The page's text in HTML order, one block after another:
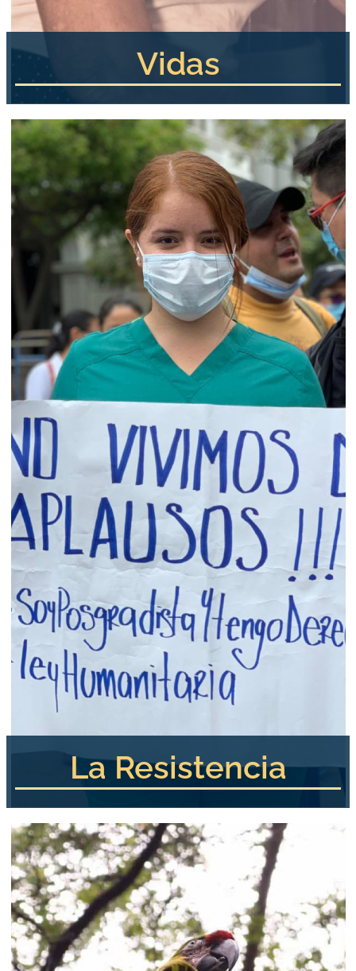
Vidas
La Resistencia